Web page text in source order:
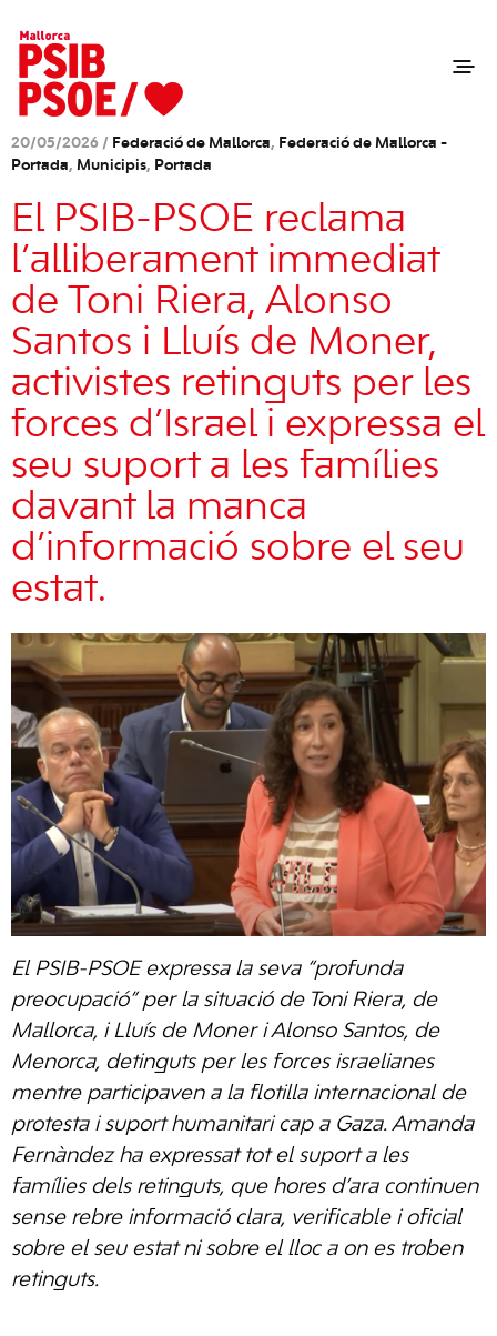
20/05/2026 / Federació de Mallorca, Federació de Mallorca -
Portada, Municipis, Portada
El PSIB-PSOE reclama
l’alliberament immediat
de Toni Riera, Alonso
Santos i Lluís de Moner,
activistes retinguts per les
forces d’Israel i expressa el
seu suport a les famílies
davant la manca
d’informació sobre el seu
estat.
El PSIB-PSOE expressa la seva “profunda
preocupació” per la situació de Toni Riera, de
Mallorca, i Lluís de Moner i Alonso Santos, de
Menorca, detinguts per les forces israelianes
mentre participaven a la flotilla internacional de
protesta i suport humanitari cap a Gaza. Amanda
Fernàndez ha expressat tot el suport a les
famílies dels retinguts, que hores d’ara continuen
sense rebre informació clara, verificable i oficial
sobre el seu estat ni sobre el lloc a on es troben
retinguts.